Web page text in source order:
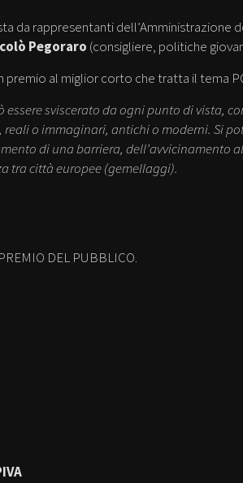
da rappresentanti dell’Amministrazione
Pegoraro (consigliere, politiche
premio al miglior corto che tratta il tema
essere sviscerato da ogni punto di vista,
reali o immaginari, antichi o moderni. Si
di una barriera, dell’avvicinamento
tra città europee (gemellaggi).
DEL PUBBLICO.